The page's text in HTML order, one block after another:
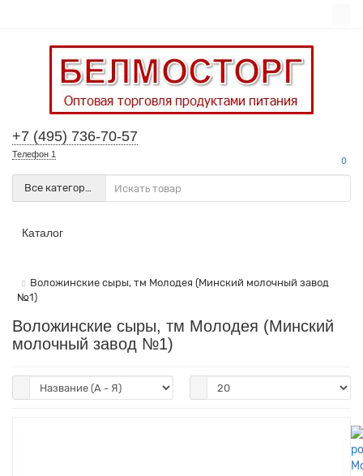
+7 (495) 736-70-57
Телефон 1
0
Все категории
Каталог
Воложинские сыры, тм Молодея (Минский молочный завод
№1)
Воложинские сыры, тм Молодея (Минский
молочный завод №1)